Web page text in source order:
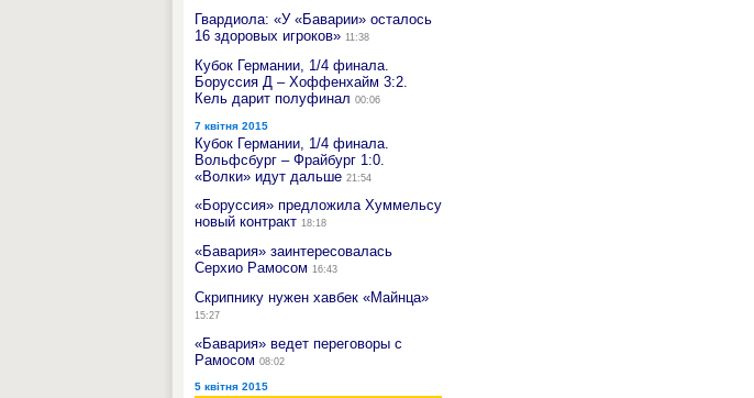
Гвардиола: «У «Баварии» осталось
16 здоровых игроков» 11:38
Кубок Германии, 1/4 финала.
Боруссия Д – Хоффенхайм 3:2.
Кель дарит полуфинал 00:06
7 квітня 2015
Кубок Германии, 1/4 финала.
Вольфсбург – Фрайбург 1:0.
«Волки» идут дальше 21:54
«Боруссия» предложила Хуммельсу
новый контракт 18:18
«Бавария» заинтересовалась
Серхио Рамосом 16:43
Скрипнику нужен хавбек «Майнца»
15:27
«Бавария» ведет переговоры с
Рамосом 08:02
5 квітня 2015